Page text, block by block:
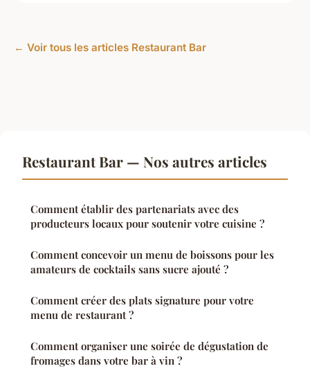
← Voir tous les articles Restaurant Bar
Restaurant Bar — Nos autres articles
Comment établir des partenariats avec des
producteurs locaux pour soutenir votre cuisine ?
Comment concevoir un menu de boissons pour les
amateurs de cocktails sans sucre ajouté ?
Comment créer des plats signature pour votre
menu de restaurant ?
Comment organiser une soirée de dégustation de
fromages dans votre bar à vin ?